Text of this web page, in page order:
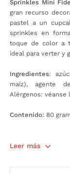
Sprinkles Mini
gran recurso
pastel a un
sprinkles en
toque de color a
ideal para verter y
Ingredientes:
maíz), agente
Alérgenos: véanse
Contenido: 80
Leer más